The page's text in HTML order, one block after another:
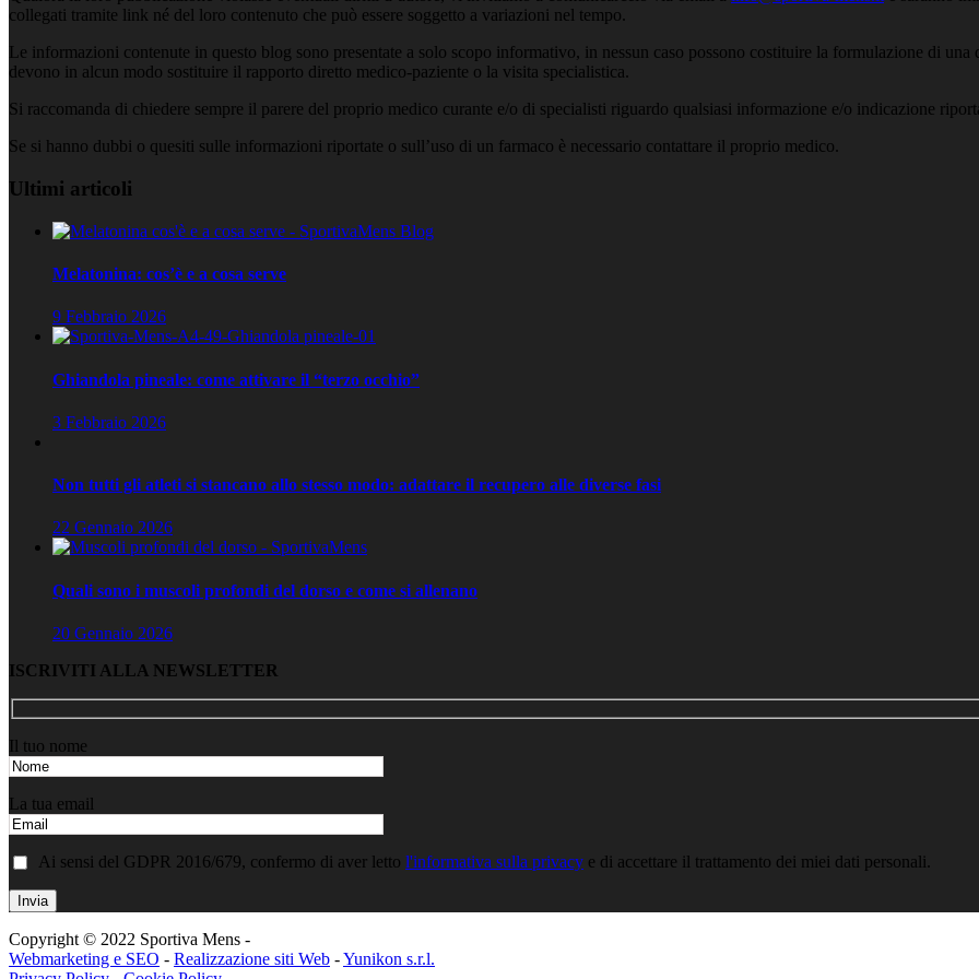
collegati tramite link né del loro contenuto che può essere soggetto a variazioni nel tempo.
Le informazioni contenute in questo blog sono presentate a solo scopo informativo, in nessun caso possono costituire la formulazione di
devono in alcun modo sostituire il rapporto diretto medico-paziente o la visita specialistica.
Si raccomanda di chiedere sempre il parere del proprio medico curante e/o di specialisti riguardo qualsiasi informazione e/o indicazione
Se si hanno dubbi o quesiti sulle informazioni riportate o sull’uso di un farmaco è necessario contattare il proprio medico.
Ultimi articoli
Melatonina: cos’è e a cosa serve
9 Febbraio 2026
Ghiandola pineale: come attivare il “terzo occhio”
3 Febbraio 2026
Non tutti gli atleti si stancano allo stesso modo: adattare il recupero alle diverse fasi
22 Gennaio 2026
Quali sono i muscoli profondi del dorso e come si allenano
20 Gennaio 2026
ISCRIVITI ALLA NEWSLETTER
Il tuo nome
La tua email
Ai sensi del GDPR 2016/679, confermo di aver letto l'informativa sulla privacy e di accettare il trattamento dei miei dati personali.
Copyright © 2022 Sportiva Mens -
Webmarketing e SEO - Realizzazione siti Web -Yunikon s.r.l.